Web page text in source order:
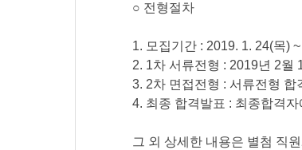
○ 전형절차
1. 모집기간 : 2019. 1. 24(목)
2. 1차 서류전형 : 2019년 2월
3. 2차 면접전형 : 서류전형 합
4. 최종 합격발표 : 최종합격자
그 외 상세한 내용은 별첨 직